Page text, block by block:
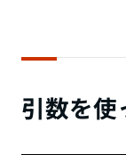
引数を使